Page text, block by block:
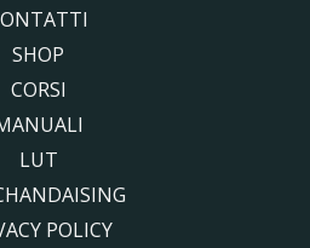
SHOP
CORSI
LUT
POLICY